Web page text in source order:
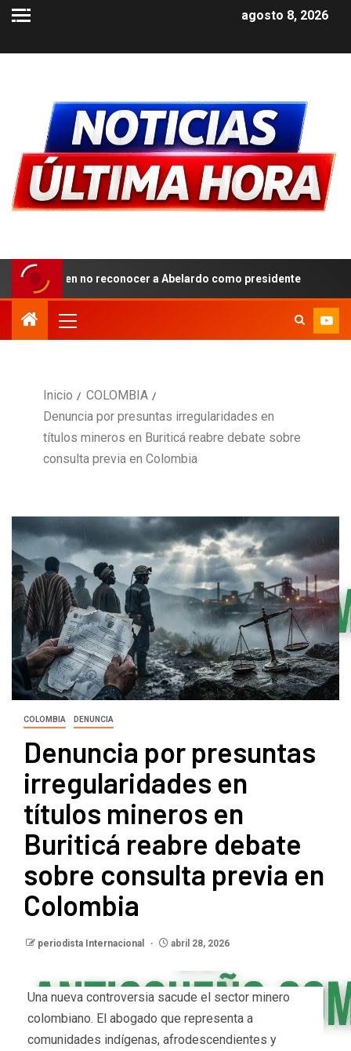
agosto 8, 2026
a Abelardo como presidente Tribunal
Inicio
COLOMBIA
Denuncia por presuntas irregularidades en
títulos mineros en Buriticá reabre debate sobre
consulta previa en Colombia
COLOMBIA DENUNCIA
Denuncia por presuntas
irregularidades en
títulos mineros en
Buriticá reabre debate
sobre consulta previa en
Colombia
periodista Internacional abril 28, 2026
Una nueva controversia sacude el sector minero
colombiano. El abogado que representa a
comunidades indígenas, afrodescendientes y